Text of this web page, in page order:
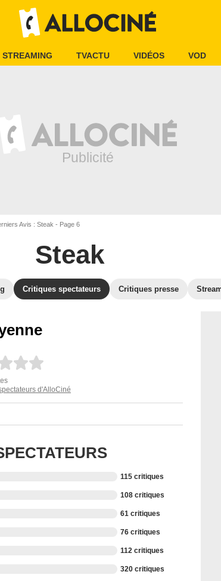
STREAMING TVACTU VIDÉOS VOD
Avis : Steak - Page 6
Steak
Critiques spectateurs Critiques presse
d'AlloCiné
115 critiques
108 critiques
61 critiques
76 critiques
112 critiques
320 critiques